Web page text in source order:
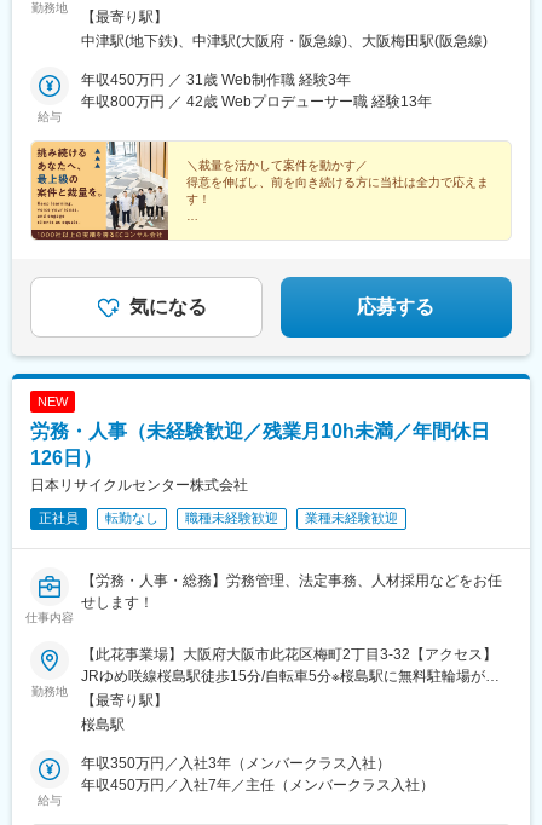
勤務地
「大阪梅田駅」徒歩5分※中津駅ほぼ直結、梅田駅からもスグの好
立地オフィスタワーです。★リモートワーク可能★社員のほとん
部署や案件、個人の経験・スキルに応じて多少異なります。もち
ろん、家で作業がはかどらない方は毎日でも出社OKです！
【最寄り駅】
中津駅(地下鉄)、中津駅(大阪府・阪急線)、大阪梅田駅(阪急線)
給与
年収450万円 ／ 31歳 Web制作職 経験3年
年収800万円 ／ 42歳 Webプロデューサー職 経験13年
＼裁量を活かして案件を動かす／
得意を伸ばし、前を向き続ける方に当社は全力で応えま
す！
★リモート・時差出勤OK、残業基本なし
★駅直結の憧れタワーオフィス勤務
気になる 応募する
NEW
労務・人事（未経験歓迎／残業月10h未満／年間休日
126日）
日本リサイクルセンター株式会社
正社員 転勤なし 職種未経験歓迎 業種未経験歓迎
仕事内容
【労務・人事・総務】労務管理、法定事務、人材採用などをお任
せします！
勤務地
【此花事業場】大阪府大阪市此花区梅町2丁目3-32【アクセス】
JRゆめ咲線桜島駅徒歩15分/自転車5分※桜島駅に無料駐輪場があ
るため、自転車通勤しているスタッフが多いです！※転居を伴う転
勤はありません。※マイカー通勤OK
【最寄り駅】
桜島駅
給与
年収350万円／入社3年（メンバークラス入社）
年収450万円／入社7年／主任（メンバークラス入社）